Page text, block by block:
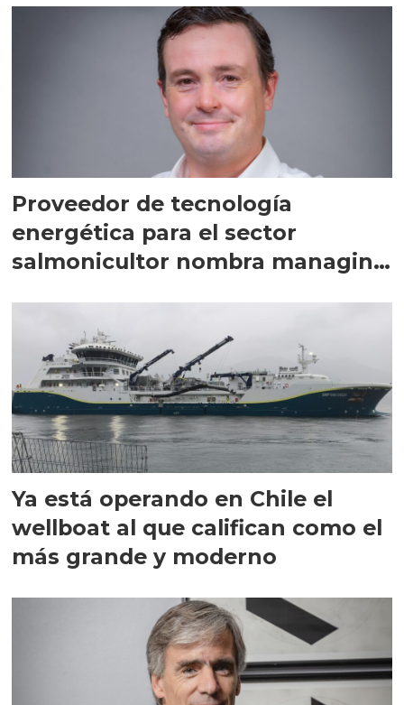
Proveedor de tecnología
energética para el sector
salmonicultor nombra managing
Ya está operando en Chile el
wellboat al que califican como el
más grande y moderno